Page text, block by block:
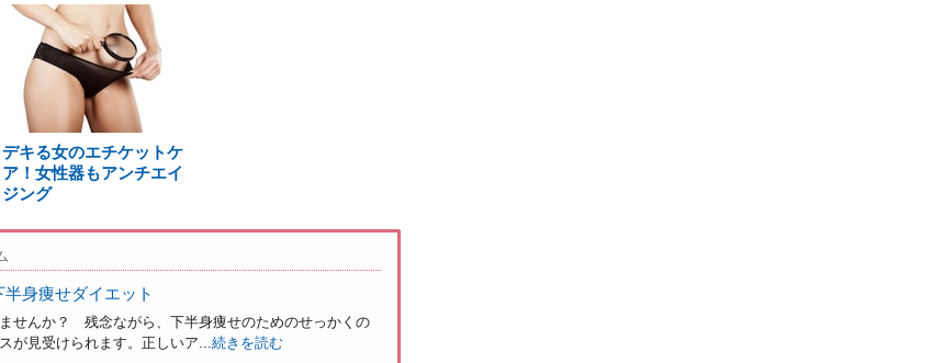
デキる女のエチケットケ
ア！女性器もアンチエイ
ジング
身痩せダイエット
せんか？ 残念ながら、下半身痩せのためのせっかくの
が見受けられます。正しいア...続きを読む